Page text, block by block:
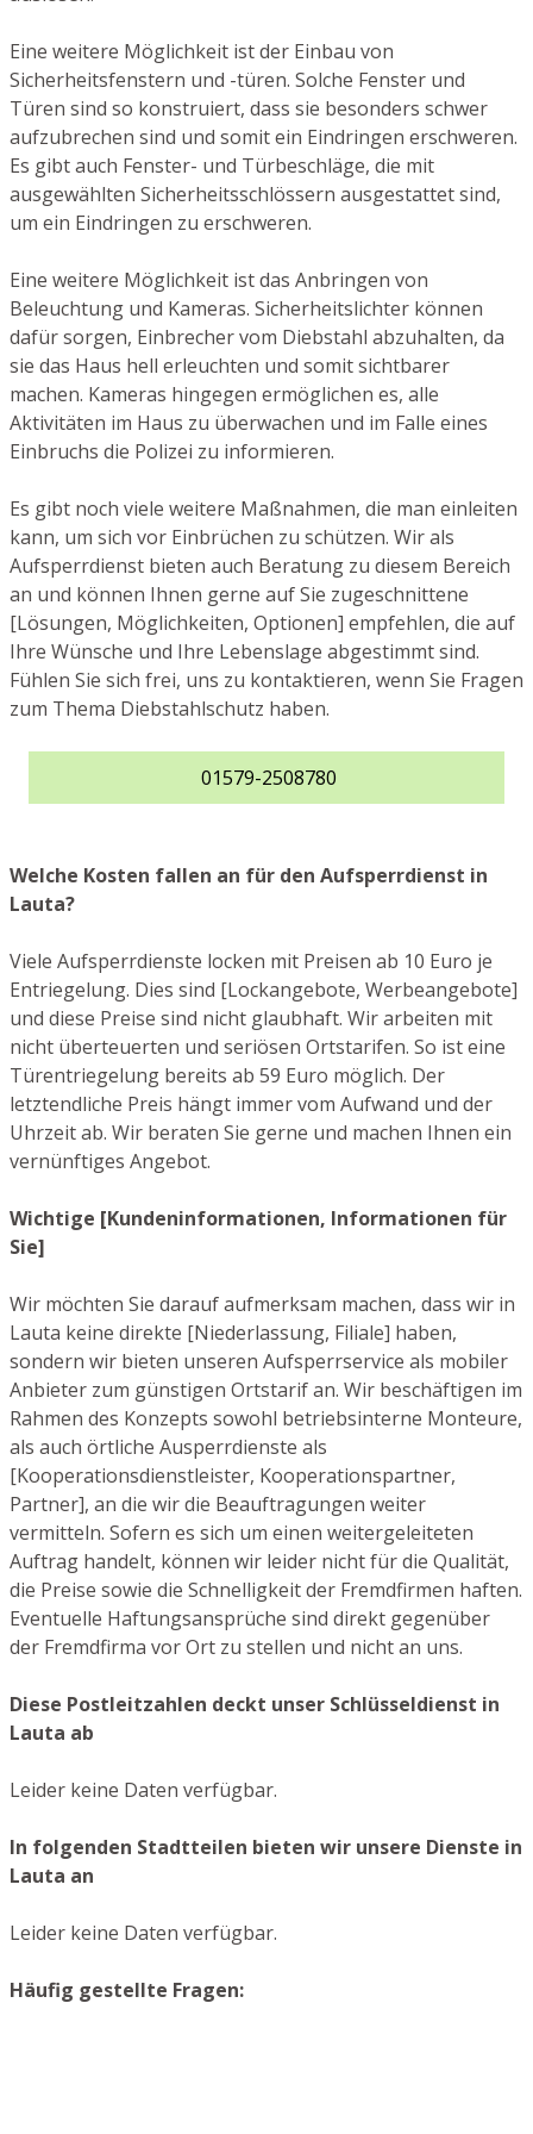
Eine weitere Möglichkeit ist der Einbau von
Sicherheitsfenstern und -türen. Solche Fenster und
Türen sind so konstruiert, dass sie besonders schwer
aufzubrechen sind und somit ein Eindringen erschweren.
Es gibt auch Fenster- und Türbeschläge, die mit
ausgewählten Sicherheitsschlössern ausgestattet sind,
um ein Eindringen zu erschweren.
Eine weitere Möglichkeit ist das Anbringen von
Beleuchtung und Kameras. Sicherheitslichter können
dafür sorgen, Einbrecher vom Diebstahl abzuhalten, da
sie das Haus hell erleuchten und somit sichtbarer
machen. Kameras hingegen ermöglichen es, alle
Aktivitäten im Haus zu überwachen und im Falle eines
Einbruchs die Polizei zu informieren.
Es gibt noch viele weitere Maßnahmen, die man einleiten
kann, um sich vor Einbrüchen zu schützen. Wir als
Aufsperrdienst bieten auch Beratung zu diesem Bereich
an und können Ihnen gerne auf Sie zugeschnittene
[Lösungen, Möglichkeiten, Optionen] empfehlen, die auf
Ihre Wünsche und Ihre Lebenslage abgestimmt sind.
Fühlen Sie sich frei, uns zu kontaktieren, wenn Sie Fragen
zum Thema Diebstahlschutz haben.
01579-2508780
Welche Kosten fallen an für den Aufsperrdienst in
Lauta?
Viele Aufsperrdienste locken mit Preisen ab 10 Euro je
Entriegelung. Dies sind [Lockangebote, Werbeangebote]
und diese Preise sind nicht glaubhaft. Wir arbeiten mit
nicht überteuerten und seriösen Ortstarifen. So ist eine
Türentriegelung bereits ab 59 Euro möglich. Der
letztendliche Preis hängt immer vom Aufwand und der
Uhrzeit ab. Wir beraten Sie gerne und machen Ihnen ein
vernünftiges Angebot.
Wichtige [Kundeninformationen, Informationen für
Sie]
Wir möchten Sie darauf aufmerksam machen, dass wir in
Lauta keine direkte [Niederlassung, Filiale] haben,
sondern wir bieten unseren Aufsperrservice als mobiler
Anbieter zum günstigen Ortstarif an. Wir beschäftigen im
Rahmen des Konzepts sowohl betriebsinterne Monteure,
als auch örtliche Ausperrdienste als
[Kooperationsdienstleister, Kooperationspartner,
Partner], an die wir die Beauftragungen weiter
vermitteln. Sofern es sich um einen weitergeleiteten
Auftrag handelt, können wir leider nicht für die Qualität,
die Preise sowie die Schnelligkeit der Fremdfirmen haften.
Eventuelle Haftungsansprüche sind direkt gegenüber
der Fremdfirma vor Ort zu stellen und nicht an uns.
Diese Postleitzahlen deckt unser Schlüsseldienst in
Lauta ab
Leider keine Daten verfügbar.
In folgenden Stadtteilen bieten wir unsere Dienste in
Lauta an
Leider keine Daten verfügbar.
Häufig gestellte Fragen: